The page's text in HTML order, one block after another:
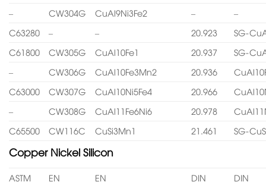
–
CW304G CuAl9Ni3Fe2 –
–
C63280
– – 20.923
SG-
C61800
CW305G CuAl10Fe1 20.937
SG-
–
CW306G CuAl10Fe3Mn2 20.936
C63000
CW307G CuAl10Ni5Fe4 20.966
–
CW308G CuAl11Fe6Ni6 20.978
C65500
CW116C CuSi3Mn1 21.461 SG-
Copper Nickel Silicon
ASTM EN EN DIN
DIN